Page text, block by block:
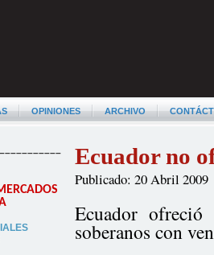
OPINIONES ARCHIVO
Ecuador no
Publicado: 20 Abril 2009
Ecuador
soberanos con